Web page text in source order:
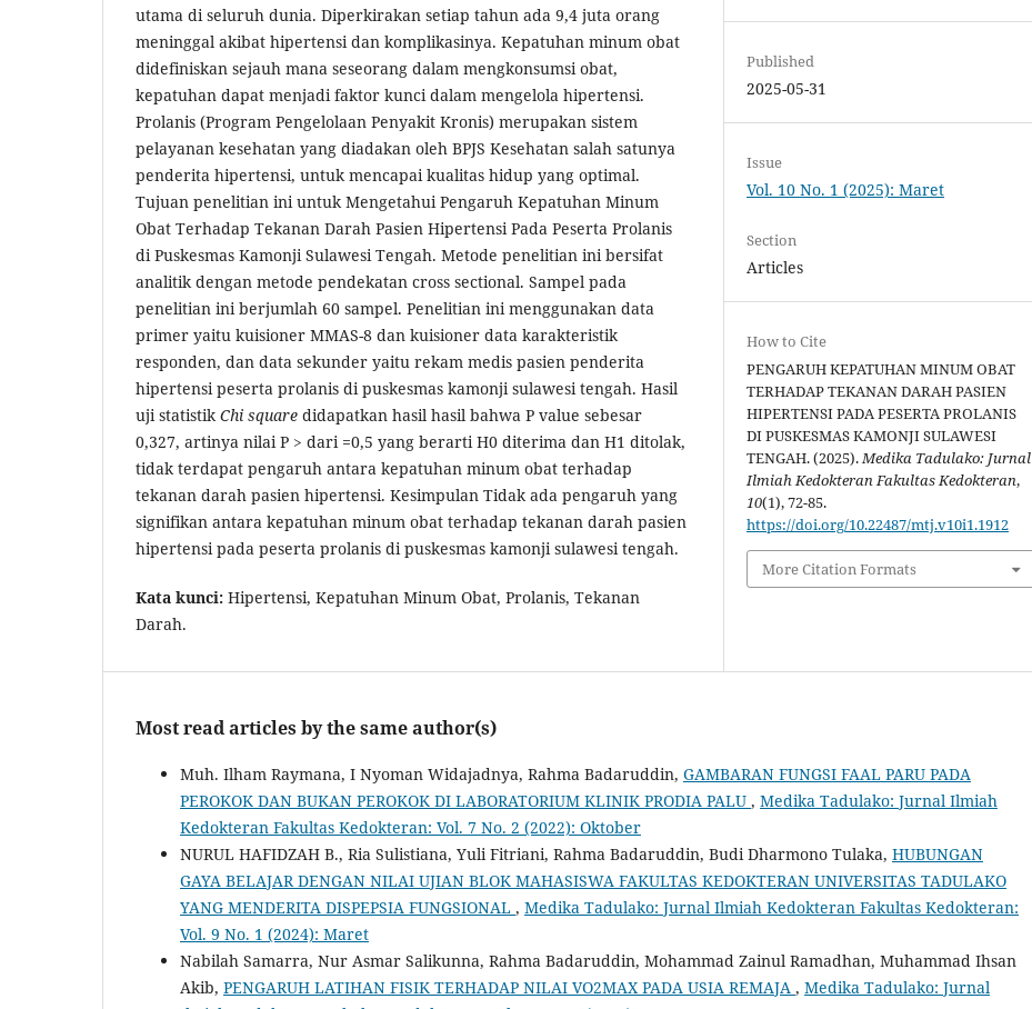
utama di seluruh dunia. Diperkirakan setiap tahun ada 9,4 juta orang
meninggal akibat hipertensi dan komplikasinya. Kepatuhan minum obat
didefiniskan sejauh mana seseorang dalam mengkonsumsi obat,
kepatuhan dapat menjadi faktor kunci dalam mengelola hipertensi.
Prolanis (Program Pengelolaan Penyakit Kronis) merupakan sistem
pelayanan kesehatan yang diadakan oleh BPJS Kesehatan salah satunya
penderita hipertensi, untuk mencapai kualitas hidup yang optimal.
Tujuan penelitian ini untuk Mengetahui Pengaruh Kepatuhan Minum
Obat Terhadap Tekanan Darah Pasien Hipertensi Pada Peserta Prolanis
di Puskesmas Kamonji Sulawesi Tengah. Metode penelitian ini bersifat
analitik dengan metode pendekatan cross sectional. Sampel pada
penelitian ini berjumlah 60 sampel. Penelitian ini menggunakan data
primer yaitu kuisioner MMAS-8 dan kuisioner data karakteristik
responden, dan data sekunder yaitu rekam medis pasien penderita
hipertensi peserta prolanis di puskesmas kamonji sulawesi tengah. Hasil
uji statistikChi square didapatkan hasil hasil bahwa P value sebesar
0,327, artinya nilai P > dari =0,5 yang berarti H0 diterima dan H1 ditolak,
tidak terdapat pengaruh antara kepatuhan minum obat terhadap
tekanan darah pasien hipertensi. Kesimpulan Tidak ada pengaruh yang
signifikan antara kepatuhan minum obat terhadap tekanan darah pasien
hipertensi pada peserta prolanis di puskesmas kamonji sulawesi tengah.
Kata kunci: Hipertensi, Kepatuhan Minum Obat, Prolanis, Tekanan
Darah.
Published
2025-05-31
Issue
Vol. 10 No. 1 (2025): Maret
Section
Articles
How to Cite
PENGARUH KEPATUHAN MINUM OBAT
TERHADAP TEKANAN DARAH PASIEN
HIPERTENSI PADA PESERTA PROLANIS
DI PUSKESMAS KAMONJI SULAWESI
TENGAH. (2025).Medika Tadulako: Jurnal
Ilmiah Kedokteran Fakultas Kedokteran,
10(1), 72-85.
https://doi.org/10.22487/mtj.v10i1.1912
More Citation Formats
Most read articles by the same author(s)
Muh. Ilham Raymana, I Nyoman Widajadnya, Rahma Badaruddin, GAMBARAN FUNGSI FAAL PARU PADA
PEROKOK DAN BUKAN PEROKOK DI LABORATORIUM KLINIK PRODIA PALU , Medika Tadulako: Jurnal Ilmiah
Kedokteran Fakultas Kedokteran: Vol. 7 No. 2 (2022): Oktober
NURUL HAFIDZAH B., Ria Sulistiana, Yuli Fitriani, Rahma Badaruddin, Budi Dharmono Tulaka, HUBUNGAN
GAYA BELAJAR DENGAN NILAI UJIAN BLOK MAHASISWA FAKULTAS KEDOKTERAN UNIVERSITAS TADULAKO
YANG MENDERITA DISPEPSIA FUNGSIONAL , Medika Tadulako: Jurnal Ilmiah Kedokteran Fakultas Kedokteran:
Vol. 9 No. 1 (2024): Maret
Nabilah Samarra, Nur Asmar Salikunna, Rahma Badaruddin, Mohammad Zainul Ramadhan, Muhammad Ihsan
Akib, PENGARUH LATIHAN FISIK TERHADAP NILAI VO2MAX PADA USIA REMAJA , Medika Tadulako: Jurnal